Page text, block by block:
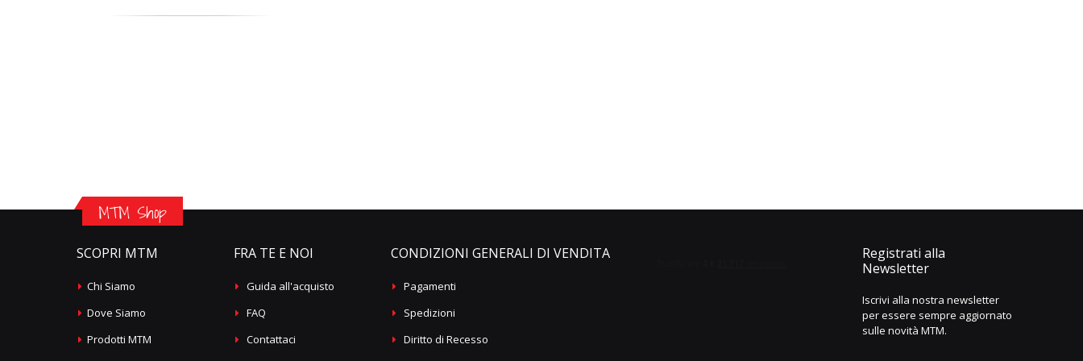
MTM Shop
SCOPRI MTM
Chi Siamo
Dove Siamo
Prodotti MTM
FRA TE E NOI
Guida all'acquisto
FAQ
Contattaci
CONDIZIONI GENERALI DI VENDITA
Pagamenti
Spedizioni
Diritto di Recesso
Registrati alla
Newsletter
Iscrivi alla nostra newsletter
per essere sempre aggiornato
sulle novità MTM.